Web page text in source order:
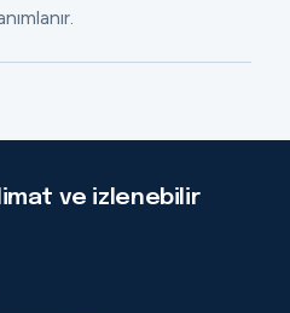
ve izlenebilir